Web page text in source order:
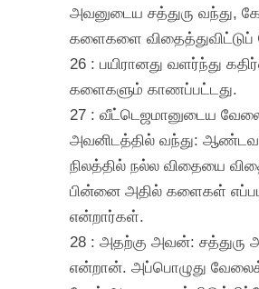
அவனுடைய சத்துரு வந்து,
களைகளை
26 : பயிரானது வளர்ந்து
களைகளும் காணப்பட்டது.
27 : வீட்டெஜமானுடைய
அவனிடத்தில் வந்து:
நிலத்தில் நல்ல விதையை
பின்னை அதில் களைகள்
என்றார்கள்.
28 : அதற்கு அவன்:
என்றான். அப்பொழுது